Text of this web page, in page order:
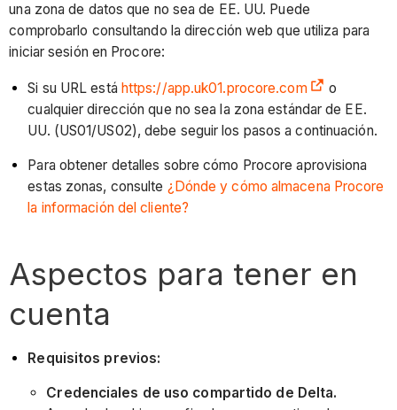
una zona de datos que no sea de EE. UU. Puede
comprobarlo consultando la dirección web que utiliza para
iniciar sesión en Procore:
Si su URL está https://app.uk01.procore.com
o
cualquier dirección que no sea la zona estándar de EE.
UU. (US01/US02), debe seguir los pasos a continuación.
Para obtener detalles sobre cómo Procore aprovisiona
estas zonas, consulte ¿Dónde y cómo almacena Procore
la información del cliente?
Aspectos para tener en
cuenta
Requisitos previos:
Credenciales de uso compartido de Delta.